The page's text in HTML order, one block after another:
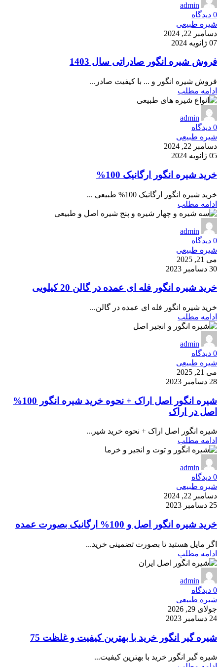
admin
0 دیدگاه
شیره طبیعی
دسامبر 22, 2024
07 ژانویه 2024
فروش شیره انگور صادراتی سال 1403
فروش شیره انگور و ... با کیفیت صادر...
ادامه مطلب
admin
0 دیدگاه
شیره طبیعی
دسامبر 22, 2024
05 ژانویه 2024
خرید شیره انگور ارگانیک 100%
خرید شیره انگور ارگانیک 100% طبیعی ...
ادامه مطلب
admin
0 دیدگاه
شیره طبیعی
می 21, 2025
30 دسامبر 2023
خرید شیره انگور فله ای عمده در گالن 20 کیلویی
خرید شیره انگور فله ای عمده در گالن...
ادامه مطلب
admin
0 دیدگاه
شیره طبیعی
می 21, 2025
28 دسامبر 2023
شیره انگور اصل اراک + نحوه خرید شیره انگور 100%
اصل در اراک
شیره انگور اصل اراک + نحوه خرید شیر...
ادامه مطلب
admin
0 دیدگاه
شیره طبیعی
دسامبر 22, 2024
25 دسامبر 2023
خرید شیره انگور اصل و 100% ارگانیک بصورت عمده
اگر مایل هستید تا بصورت تضمینی خرید...
ادامه مطلب
admin
0 دیدگاه
شیره طبیعی
جولای 29, 2026
24 دسامبر 2023
شیره گیر انگور خرید با بهترین کیفیت و غلظت 75
شیره گیر انگور خرید با بهترین کیفیت...